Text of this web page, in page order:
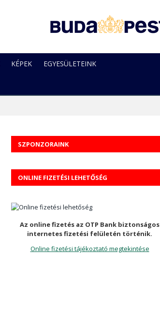
KÉPEK EGYESÜLETEINK
SZPONZORAINK
ONLINE FIZETÉSI LEHETŐSÉG
Az online fizetés az OTP Bank biztonságos
internetes fizetési felületén történik.
Online fizetési tájékoztató megtekintése